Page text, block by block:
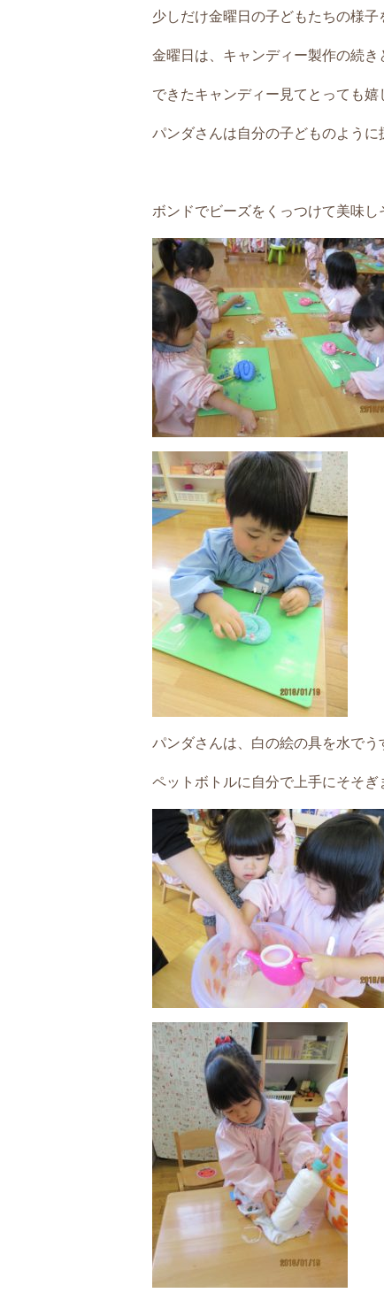
少しだけ金曜日の子どもたちの様子
金曜日は、キャンディー製作の続き
できたキャンディー見てとっても嬉
パンダさんは自分の子どものように
ボンドでビーズをくっつけて美味し
パンダさんは、白の絵の具を水で
ペットボトルに自分で上手にそそぎ